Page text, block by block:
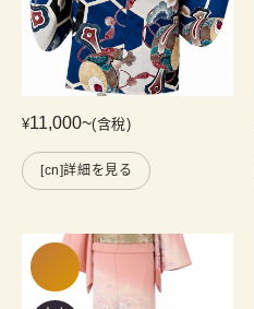
¥11,000~(含稅)
[cn]詳細を見る